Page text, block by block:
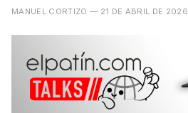
por...
MANUEL CORTIZO — 21 DE ABRIL DE 2026